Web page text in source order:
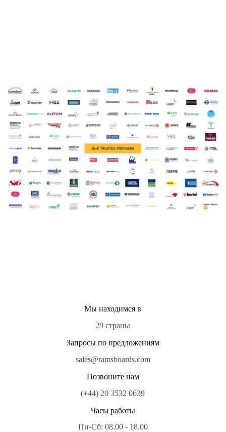
Мы находимся в
29 страны
Запросы по предложениям
sales@ramsboards.com
Позвоните нам
(+44) 20 3532 0639
Часы работы
Пн-Сб: 08.00 - 18.00